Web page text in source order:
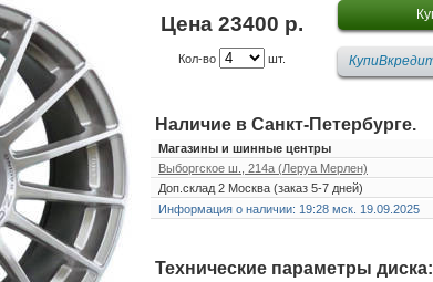
Цена 23400 р.
Кол-во шт.
Наличие в Санкт-Петербурге.
Магазины и шинные центры
Выборгское ш., 214а (Леруа Мерлен)
Доп.склад 2 Москва (заказ 5-7 дней)
Информация о наличии: 19:28 мск. 19.09.2025
Технические параметры диска: